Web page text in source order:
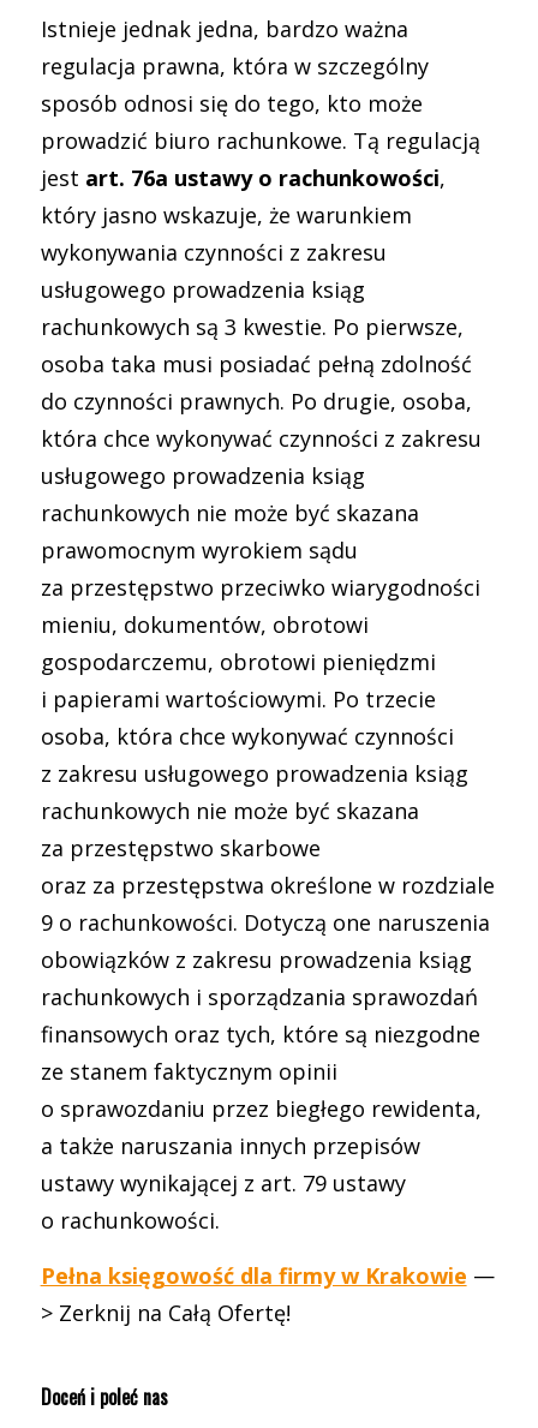
Istnieje jednak jedna, bardzo ważna
regulacja prawna, która w szczególny
sposób odnosi się do tego, kto może
prowadzić biuro rachunkowe. Tą regulacją
jest art. 76a ustawy o rachunkowości,
który jasno wskazuje, że warunkiem
wykonywania czynności z zakresu
usługowego prowadzenia ksiąg
rachunkowych są 3 kwestie. Po pierwsze,
osoba taka musi posiadać pełną zdolność
do czynności prawnych. Po drugie, osoba,
która chce wykonywać czynności z zakresu
usługowego prowadzenia ksiąg
rachunkowych nie może być skazana
prawomocnym wyrokiem sądu
za przestępstwo przeciwko wiarygodności
mieniu, dokumentów, obrotowi
gospodarczemu, obrotowi pieniędzmi
i papierami wartościowymi. Po trzecie
osoba, która chce wykonywać czynności
z zakresu usługowego prowadzenia ksiąg
rachunkowych nie może być skazana
za przestępstwo skarbowe
oraz za przestępstwa określone w rozdziale
9 o rachunkowości. Dotyczą one naruszenia
obowiązków z zakresu prowadzenia ksiąg
rachunkowych i sporządzania sprawozdań
finansowych oraz tych, które są niezgodne
ze stanem faktycznym opinii
o sprawozdaniu przez biegłego rewidenta,
a także naruszania innych przepisów
ustawy wynikającej z art. 79 ustawy
o rachunkowości.
Pełna księgowość dla firmy w Krakowie —
> Zerknij na Całą Ofertę!
Doceń i poleć nas